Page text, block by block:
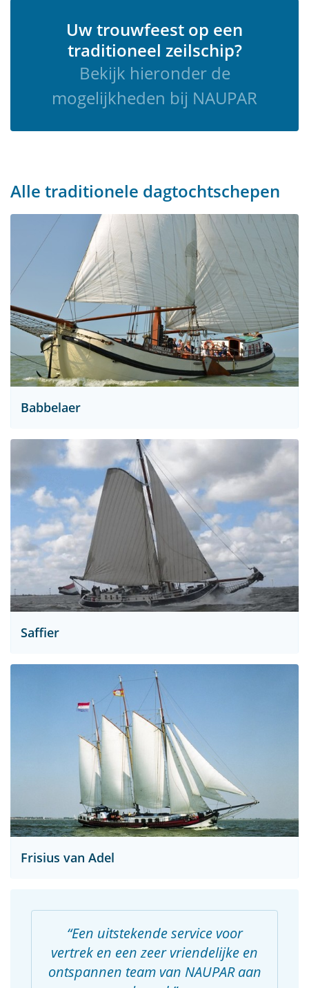
Uw trouwfeest op een
traditioneel zeilschip?
Bekijk hieronder de
mogelijkheden bij NAUPAR
Alle traditionele dagtochtschepen
Babbelaer
Saffier
Frisius van Adel
Een uitstekende service voor
vertrek en een zeer vriendelijke en
ontspannen team van NAUPAR aan